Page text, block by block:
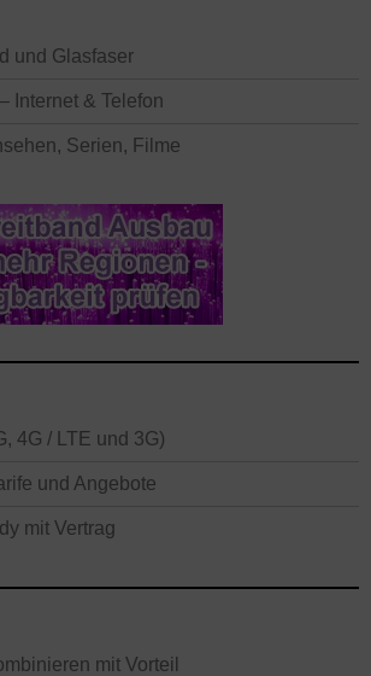
und Glasfaser
Internet & Telefon
Serien, Filme
4G / LTE und 3G)
und Angebote
mit Vertrag
mit Vorteil